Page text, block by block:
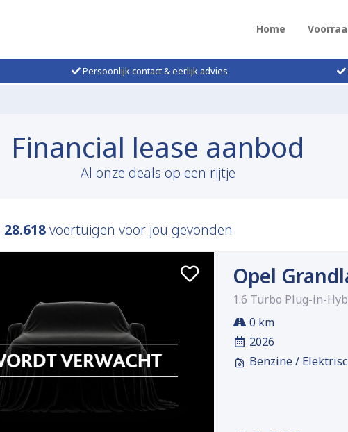
Home
Persoonlijk contact & eerlijk advies
Financial lease aanbod
Al onze deals op een rijtje
28.618voertuigen voor jou gevonden
Opel
1.6 Turbo Plug-in-
0 km
2026
Benzine /